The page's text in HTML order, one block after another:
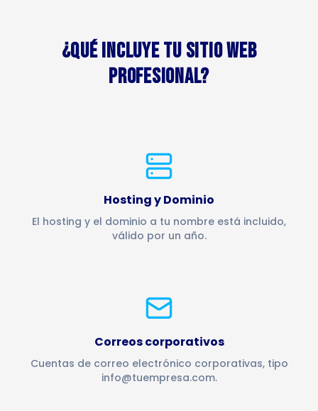
¿QUÉ INCLUYE TU SITIO WEB
PROFESIONAL?
Hosting y Dominio
El hosting y el dominio a tu nombre está incluido,
válido por un año.
Correos corporativos
Cuentas de correo electrónico corporativas, tipo
info@tuempresa.com.